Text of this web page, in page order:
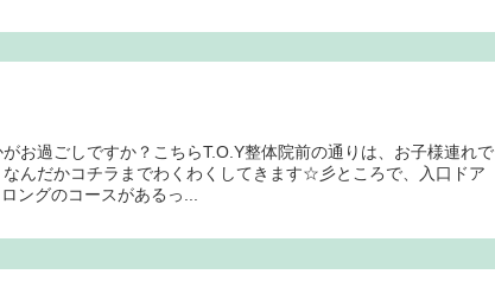
お過ごしですか？こちらT.O.Y整体院前の通りは、お子様連れで
んだかコチラまでわくわくしてきます☆彡ところで、入口ドア
ングのコースがあるっ...